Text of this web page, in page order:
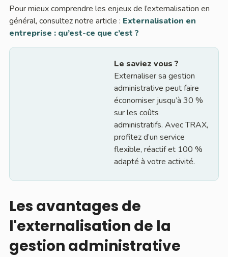
Pour mieux comprendre les enjeux de l’externalisation en
général, consultez notre article : Externalisation en
entreprise : qu’est-ce que c’est ?
Le saviez vous ?
Externaliser sa gestion
administrative peut faire
économiser jusqu’à 30 %
sur les coûts
administratifs. Avec TRAX,
profitez d’un service
flexible, réactif et 100 %
adapté à votre activité.
Les avantages de
l'externalisation de la
gestion administrative